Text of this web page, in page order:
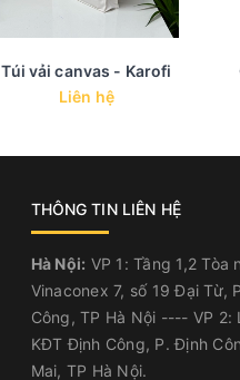
Túi vải canvas - Karofi
Liên hệ
THÔNG TIN LIÊN HỆ
Hà Nội: VP 1: Tầng 1,2 Tòa
Vinaconex 7, số 19 Đại Từ,
Công, TP Hà Nội ---- VP 2:
KĐT Định Công, P. Định
Mai, TP Hà Nội.